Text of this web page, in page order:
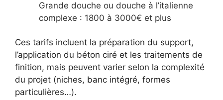
Grande douche ou douche à l’italienne
complexe : 1800 à 3000€ et plus
Ces tarifs incluent la préparation du support,
l’application du béton ciré et les traitements de
finition, mais peuvent varier selon la complexité
du projet (niches, banc intégré, formes
particulières…).